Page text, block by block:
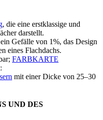
, die eine erstklassige und
darstellt.
Gefälle von 1%, das Design
eines Flachdachs.
FARBKARTE
mit einer Dicke von 25–30
UND DES